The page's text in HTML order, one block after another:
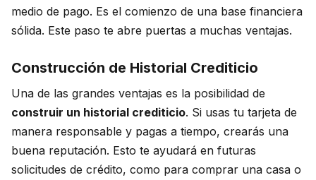
medio de pago. Es el comienzo de una base financiera
sólida. Este paso te abre puertas a muchas ventajas.
Construcción de Historial Crediticio
Una de las grandes ventajas es la posibilidad de
construir un historial crediticio. Si usas tu tarjeta de
manera responsable y pagas a tiempo, crearás una
buena reputación. Esto te ayudará en futuras
solicitudes de crédito, como para comprar una casa o